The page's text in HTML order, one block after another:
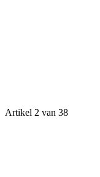
Artikel 2 van 38